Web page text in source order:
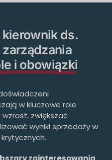
ds.
i obowiązki
w kluczowe role
zwiększać
wyniki sprzedaży w